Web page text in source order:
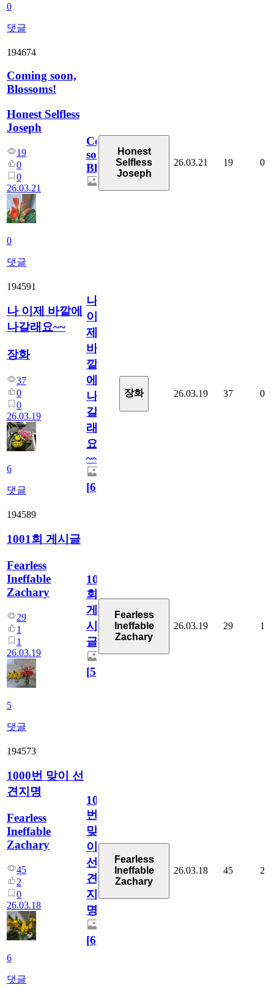
0
댓글
194674
Coming soon,
Blossoms!
Honest Selfless
Joseph
19
0
0
26.03.21
0
댓글
Coming
soon,
Blossoms!
Honest
Selfless
Joseph
26.03.21 19 0
194591
나 이제 바깥에
나갈래요~~
장화
37
0
0
26.03.19
6
댓글
나
이
제
바
깥
에
나
갈
래
요
~~
[6]
장화 26.03.19 37 0
194589
1001회 게시글
Fearless
Ineffable
Zachary
29
1
1
26.03.19
5
댓글
1001
회
게
시
글
[5]
Fearless
Ineffable
Zachary
26.03.19 29 1
194573
1000번 맞이 선
견지명
Fearless
Ineffable
Zachary
45
2
0
26.03.18
6
댓글
1000
번
맞
이
선
견
지
명
[6]
Fearless
Ineffable
Zachary
26.03.18 45 2